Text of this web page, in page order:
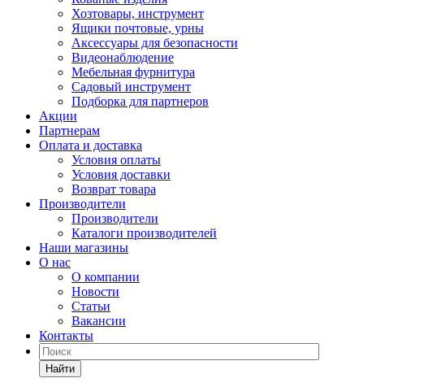
Хозтовары, инструмент
Ящики почтовые, урны
Аксессуары для безопасности
Видеонаблюдение
Мебельная фурнитура
Садовый инструмент
Подборка для партнеров
Акции
Партнерам
Оплата и доставка
Условия оплаты
Условия доставки
Возврат товара
Производители
Производители
Каталоги производителей
Наши магазины
О нас
О компании
Новости
Статьи
Вакансии
Контакты
Найти